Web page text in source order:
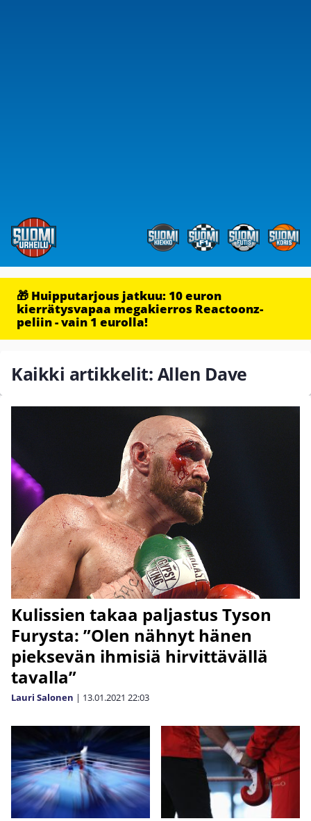
🎁 Huipputarjous jatkuu: 10 euron
kierrätysvapaa megakierros Reactoonz-
peliin - vain 1 eurolla!
Kaikki artikkelit: Allen Dave
Kulissien takaa paljastus Tyson
Furysta: ”Olen nähnyt hänen
pieksevän ihmisiä hirvittävällä
tavalla”
Lauri Salonen | 13.01.2021 22:03